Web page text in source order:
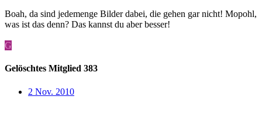
Boah, da sind jedemenge Bilder dabei, die gehen gar nicht! Mopohl,
was ist das denn? Das kannst du aber besser!
G
Gelöschtes Mitglied 383
2 Nov. 2010